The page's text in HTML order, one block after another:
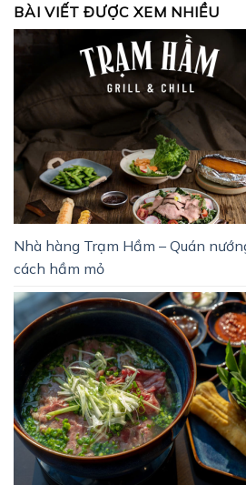
BÀI VIẾT ĐƯỢC XEM NHIỀU
Nhà hàng Trạm Hầm – Quán
cách hầm mỏ